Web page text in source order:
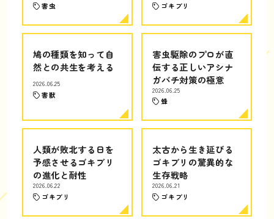
害虫 ゴキブリ
鳩の種類を知って自
然との共生を考える
2026.06.25
害獣
害虫駆除のプロが直
伝する正しいアシナ
ガバチ対策の極意
2026.06.25
蜂
人類が敗北する日を
予感させるゴキブリ
の進化と耐性
2026.06.22
ゴキブリ
太古から生き延びる
ゴキブリの驚異的な
生存戦略
2026.06.21
ゴキブリ